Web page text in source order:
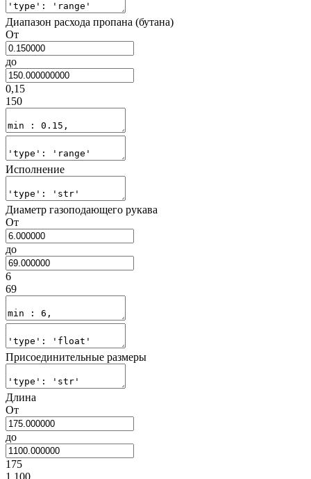
Диапазон расхода пропана (бутана)
От
до
0,15
150
Исполнение
Диаметр газоподающего рукава
От
до
6
69
Присоединительные размеры
Длина
От
до
175
1 100